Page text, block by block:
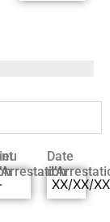
Date
XX/XX/